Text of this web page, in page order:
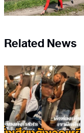
Related News